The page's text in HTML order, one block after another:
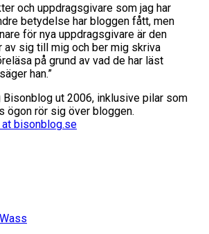
och uppdragsgivare som jag har
betydelse har bloggen fått, men
för nya uppdragsgivare är den
av sig till mig och ber mig skriva
på grund av vad de har läst
han.”
Bisonblog ut 2006, inklusive pilar som
ögon rör sig över bloggen.